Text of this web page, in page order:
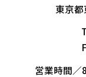
東京
営業時間／